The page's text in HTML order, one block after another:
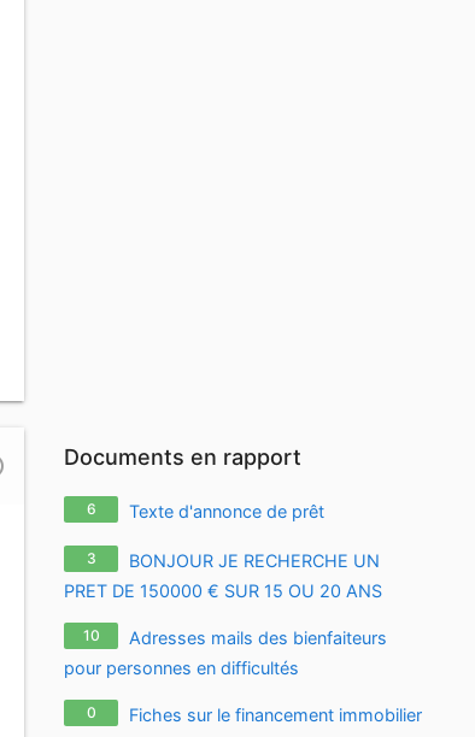
Documents en rapport
6 Texte d'annonce de prêt
3
BONJOUR JE RECHERCHE UN
PRET DE 150000 € SUR 15 OU 20 ANS
10
Adresses mails des bienfaiteurs
pour personnes en difficultés
0 Fiches sur le financement immobilier